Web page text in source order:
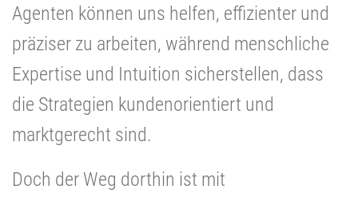
Agenten können uns helfen, effizienter und
präziser zu arbeiten, während menschliche
Expertise und Intuition sicherstellen, dass
die Strategien kundenorientiert und
marktgerecht sind.
Doch der Weg dorthin ist mit